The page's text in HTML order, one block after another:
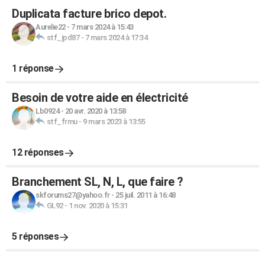
Duplicata facture brico depot.
Aurelie22- 7 mars 2024 à 15:43
stf_jpd87- 7 mars 2024 à 17:34
1 réponse
Besoin de votre aide en électricité
Lb0924- 20 avr. 2020 à 13:58
stf_frmu- 9 mars 2023 à 13:55
12 réponses
Branchement SL, N, L, que faire ?
skforums27@yahoo.fr- 25 juil. 2011 à 16:48
GL92- 1 nov. 2020 à 15:31
5 réponses